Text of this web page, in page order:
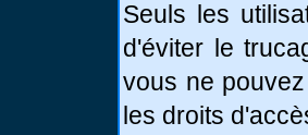
Seuls les
d'éviter le
vous ne
les droits